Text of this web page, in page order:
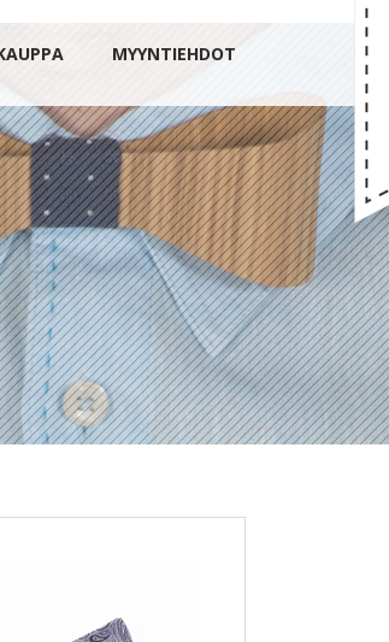
MYYNTIEHDOT